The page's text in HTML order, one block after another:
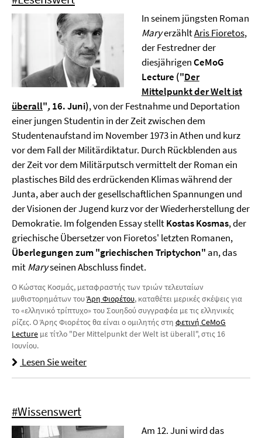
In seinem jüngsten Roman
MaryerzähltAris Fioretos,
der Festredner der
diesjährigenCeMoG
Lecture ("Der
Mittelpunkt der Welt ist
überall", 16. Juni), von der Festnahme und Deportation
einer jungen Studentin in der Zeit zwischen dem
Studentenaufstand im November 1973 in Athen und kurz
vor dem Fall der Militärdiktatur. Durch Rückblenden aus
der Zeit vor dem Militärputsch vermittelt der Roman ein
plastisches Bild des erdrückenden Klimas während der
Junta, aber auch der gesellschaftlichen Spannungen und
der Visionen der Jugend kurz vor der Wiederherstellung der
Demokratie. Im folgenden Essay stelltKostas Kosmas, der
griechische Übersetzer von Fioretos' letzten Romanen,
Überlegungen zum "griechischen Triptychon" an, das
mitMaryseinen Abschluss findet.
Ο Κώστας Κοσμάς, μεταφραστής των τριών τελευταίων
μυθιστορημάτων τουΆρη Φιορέτου, καταθέτει μερικές σκέψεις για
το «ελληνικό τρίπτυχο» του Σουηδού συγγραφέα με τις ελληνικές
ρίζες. Ο Άρης Φιορέτος θα είναι ο ομιλητής στη φετινή CeMoG
Lecture με τίτλο "Der Mittelpunkt der Welt ist überall", στις 16
Ιουνίου.
Lesen Sie weiter
#Wissenswert
Am 12. Juni wird das